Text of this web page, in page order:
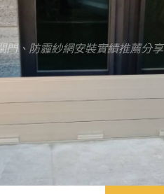
門、防霾紗網安裝實績推薦分享